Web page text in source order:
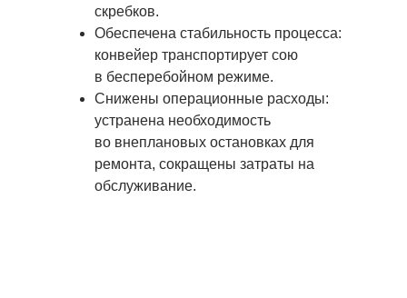
скребков.
Обеспечена стабильность процесса:
конвейер транспортирует сою
в бесперебойном режиме.
Снижены операционные расходы:
устранена необходимость
во внеплановых остановках для
ремонта, сокращены затраты на
обслуживание.